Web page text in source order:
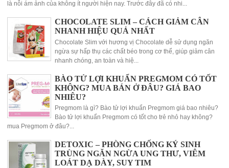
là nỗi ám ảnh của không ít người hiện nay. Trước đây đã có nhi...
CHOCOLATE SLIM – CÁCH GIẢM CÂN
NHANH HIỆU QUẢ NHẤT
Chocolate Slim với hương vị Chocolate dễ sử dụng ngăn
ngừa sự hấp thụ các chất béo trong cơ thể, giúp giảm cân
nhanh chóng, an toàn và hiệ...
BÀO TỬ LỢI KHUẨN PREGMOM CÓ TỐT
KHÔNG? MUA BÁN Ở ĐÂU? GIÁ BAO
NHIÊU?
Pregmom là gì? Bào tử lợi khuẩn Pregmom giá bao nhiêu?
Bào tử lợi khuẩn Pregmom có tốt cho trẻ nhỏ hay không?
mua Pregmom ở đâu?...
DETOXIC – PHÒNG CHỐNG KÝ SINH
TRÙNG NGĂN NGỪA UNG THƯ, VIÊM
LOÁT DẠ DÀY, SUY TIM